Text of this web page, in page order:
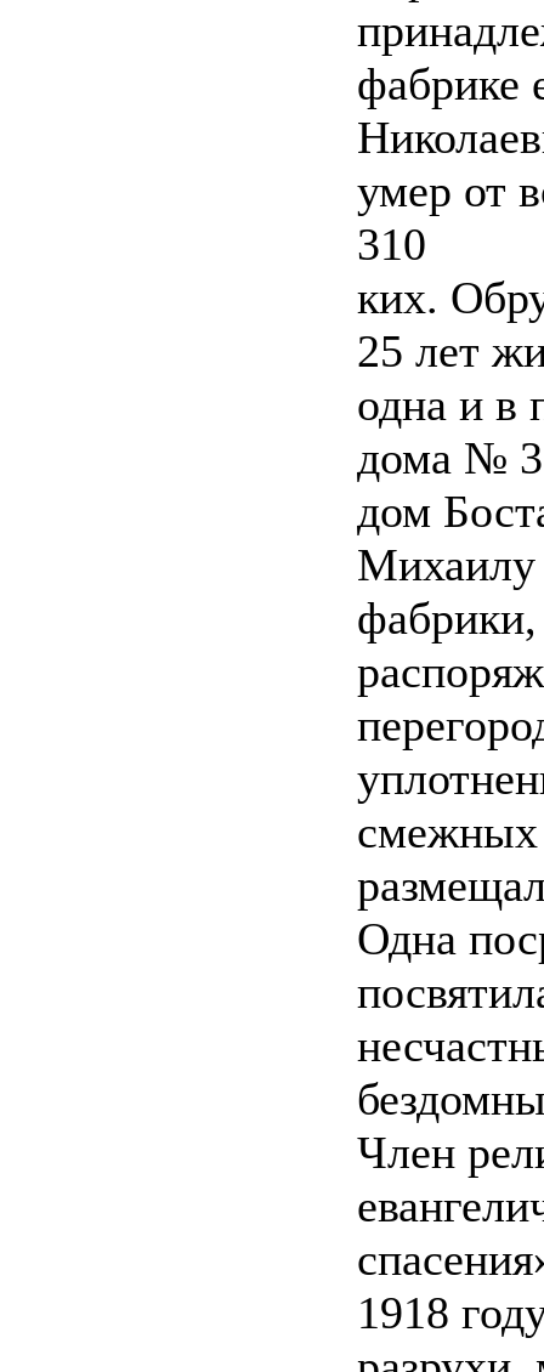
фабрике
умер от
310
ких.
25 лет
одна и в
дома №
дом
Михаилу
смежных
Одна
Член
1918